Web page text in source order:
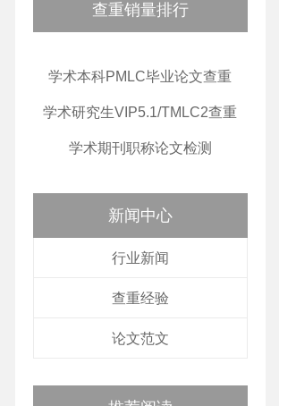
查重销量排行
学术本科PMLC毕业论文查重
学术研究生VIP5.1/TMLC2查重
学术期刊职称论文检测
新闻中心
行业新闻
查重经验
论文范文